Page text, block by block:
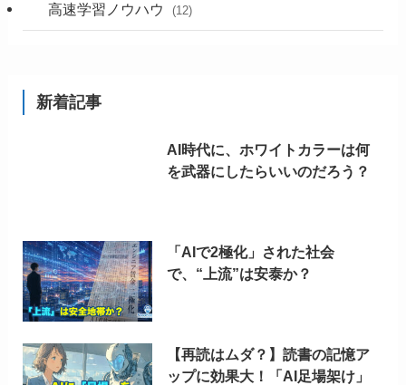
高速学習ノウハウ (12)
新着記事
AI時代に、ホワイトカラーは何
を武器にしたらいいのだろう？
「AIで2極化」された社会
で、“上流”は安泰か？
【再読はムダ？】読書の記憶ア
ップに効果大！「AI足場架け」